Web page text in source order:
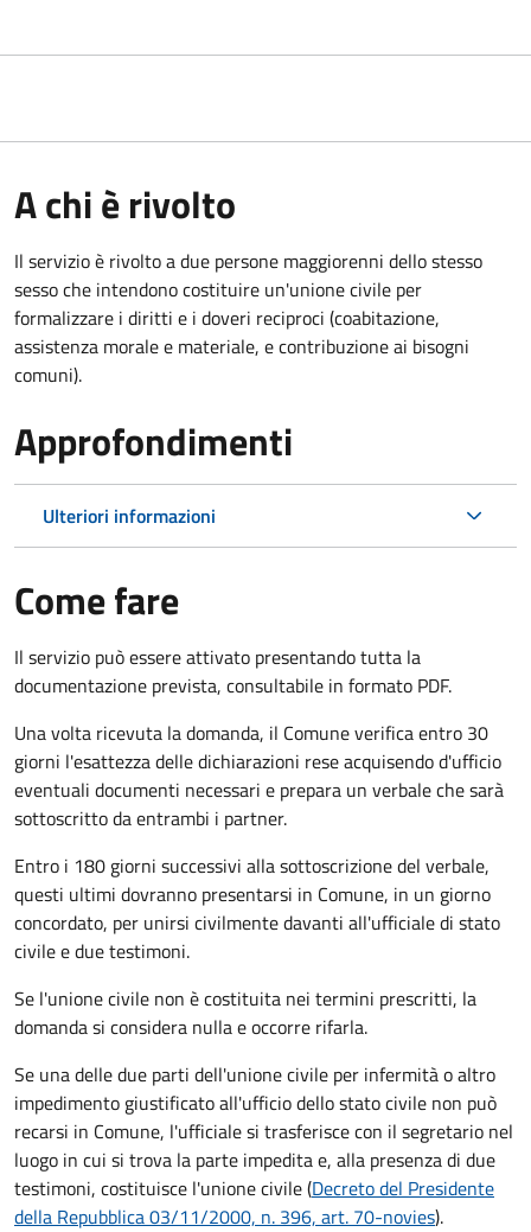
A chi è rivolto
Il servizio è rivolto a due persone maggiorenni dello stesso
sesso che intendono costituire un'unione civile per
formalizzare i diritti e i doveri reciproci (coabitazione,
assistenza morale e materiale, e contribuzione ai bisogni
comuni).
Approfondimenti
Ulteriori informazioni
Come fare
Il servizio può essere attivato presentando tutta la
documentazione prevista, consultabile in formato PDF.
Una volta ricevuta la domanda, il Comune verifica entro 30
giorni l'esattezza delle dichiarazioni rese acquisendo d'ufficio
eventuali documenti necessari e prepara un verbale che sarà
sottoscritto da entrambi i partner.
Entro i 180 giorni successivi alla sottoscrizione del verbale,
questi ultimi dovranno presentarsi in Comune, in un giorno
concordato, per unirsi civilmentedavanti all'ufficiale di stato
civilee due testimoni.
Se l'unione civile non è costituita nei termini prescritti, la
domanda si considera nulla e occorre rifarla.
Se una delle due parti dell'unione civile per infermità o altro
impedimento giustificato all'ufficio dello stato civile non può
recarsi in Comune, l'ufficiale si trasferisce con il segretario nel
luogo in cui si trova la parte impedita e, alla presenza di due
testimoni, costituisce l'unione civile (Decreto del Presidente
della Repubblica 03/11/2000, n. 396, art. 70-novies).